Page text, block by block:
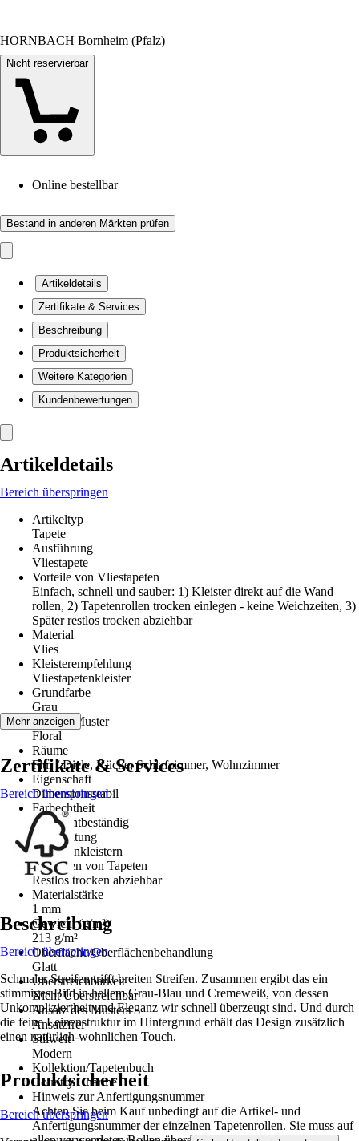
HORNBACH Bornheim (Pfalz)
Nicht reservierbar
Online bestellbar
Bestand in anderen Märkten prüfen
Artikeldetails
Zertifikate & Services
Beschreibung
Produktsicherheit
Weitere Kategorien
Kundenbewertungen
Artikeldetails
Bereich überspringen
Artikeltyp
Tapete
Ausführung
Vliestapete
Vorteile von Vliestapeten
Einfach, schnell und sauber: 1) Kleister direkt auf die Wand
rollen, 2) Tapetenrollen trocken einlegen - keine Weichzeiten, 3)
Später restlos trocken abziehbar
Material
Vlies
Kleisterempfehlung
Vliestapetenkleister
Grundfarbe
Grau
Dekor / Muster
Floral
Räume
Flur / Diele, Küche, Schlafzimmer, Wohnzimmer
Eigenschaft
Dimensionsstabil
Farbechtheit
Gut Lichtbeständig
Verarbeitung
Wand einkleistern
Entfernen von Tapeten
Restlos trocken abziehbar
Materialstärke
1 mm
Gewicht (g/m²)
213 g/m²
Oberfläche/Oberflächenbehandlung
Glatt
Überstreichbarkeit
Nicht Überstreichbar
Ansatz des Musters
Ansatzfrei
Stilwelt
Modern
Kollektion/Tapetenbuch
Country Charme
Hinweis zur Anfertigungsnummer
Achten Sie beim Kauf unbedingt auf die Artikel- und
Anfertigungsnummer der einzelnen Tapetenrollen. Sie muss auf
Mehr anzeigen
Zertifikate & Services
Bereich überspringen
Beschreibung
Bereich überspringen
Schmaler Streifen trifft breiten Streifen. Zusammen ergibt das ein
stimmiges Bild in hellem Grau-Blau und Cremeweiß, von dessen
Unkompliziertheit und Eleganz wir schnell überzeugt sind. Und durch
die feine Leinenstruktur im Hintergrund erhält das Design zusätzlich
einen natürlich-wohnlichen Touch.
Produktsicherheit
Bereich überspringen